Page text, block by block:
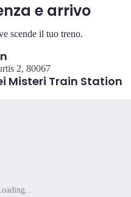
e arrivo
scende il tuo treno.
2, 80067
Misteri Train Station